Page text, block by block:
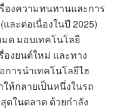
องความทนทานและการ
ละต่อเนื่องในปี 2025)
ด มอบเทคโนโลยี
องยนต์ใหม่ และทาง
การนำเทคโนโลยีไฮ
ห้กลายเป็นหนึ่งในรถ
ดในตลาด ด้วยกำลัง